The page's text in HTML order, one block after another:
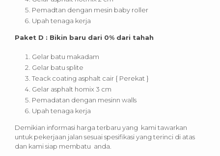
Pemadtan dengan mesin baby roller
Upah tenaga kerja
Paket D : Bikin baru dari 0% dari tahah
Gelar batu makadam
Gelar batu splite
Teack coating asphalt cair { Perekat }
Gelar asphalt homix 3 cm
Pemadatan dengan mesinn walls
Upah tenaga kerja
Demikian informasi harga terbaru yang kami tawarkan
untuk pekerjaan jalan sesuai spesifikasi yang terinci di atas
dan kami siap membatu anda.